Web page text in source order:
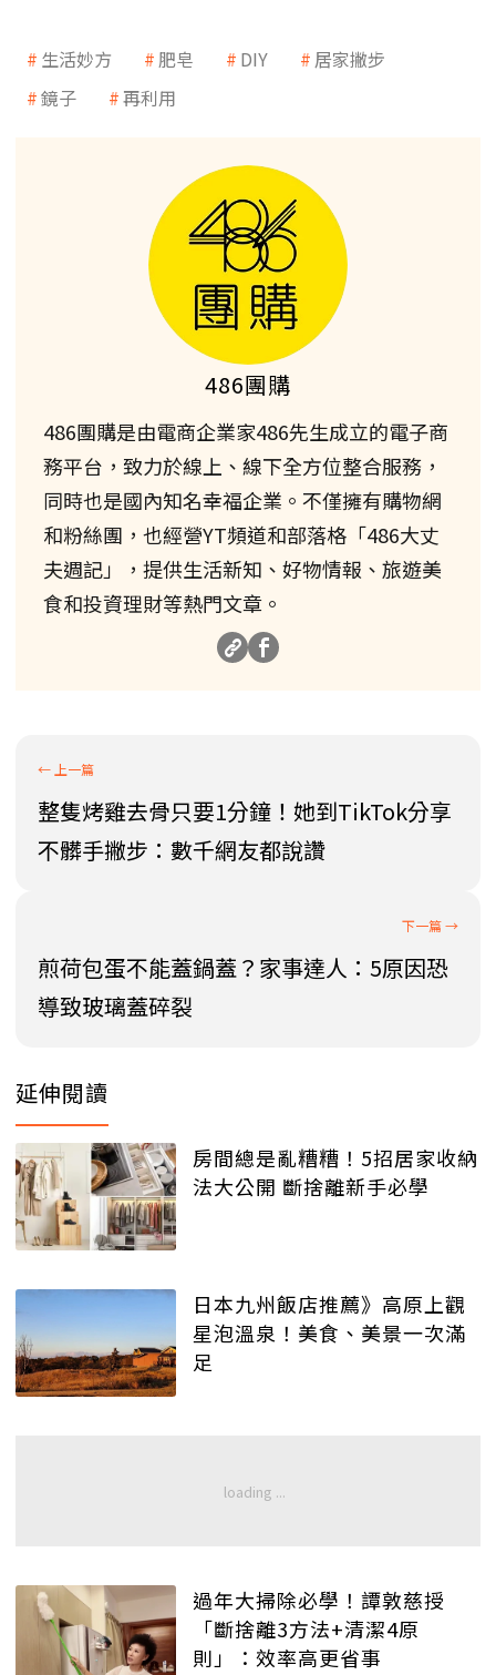
生活妙方 肥皂 DIY
居家撇步
鏡子
再利用
486團購
486團購是由電商企業家486先生成立的電子商
務平台，致力於線上、線下全方位整合服務，
同時也是國內知名幸福企業。不僅擁有購物網
和粉絲團，也經營YT頻道和部落格「486大丈
夫週記」，提供生活新知、好物情報、旅遊美
食和投資理財等熱門文章。
整隻烤雞去骨只要1分鐘！她到TikTok分享
不髒手撇步：數千網友都說讚
煎荷包蛋不能蓋鍋蓋？家事達人：5原因恐
導致玻璃蓋碎裂
延伸閱讀
房間總是亂糟糟！5招居家收納
法大公開 斷捨離新手必學
日本九州飯店推薦》高原上觀
星泡溫泉！美食、美景一次滿
足
過年大掃除必學！譚敦慈授
「斷捨離3方法+清潔4原
則」：效率高更省事